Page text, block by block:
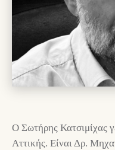
O Σωτήρης Κατσιμίχας
Αττικής. Είναι Δρ.